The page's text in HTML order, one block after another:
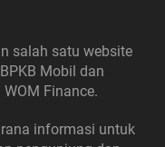
salah satu website
Mobil dan
Finance.
informasi untuk